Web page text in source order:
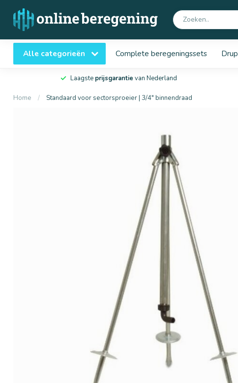
Alle categorieën Complete beregeningssets
Laagste prijsgarantie van Nederland
Home / Standaard voor sectorsproeier | 3/4" binnendraad